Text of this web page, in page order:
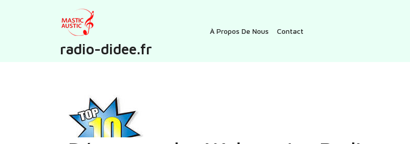
radio-didee.fr
À Propos De Nous Contact